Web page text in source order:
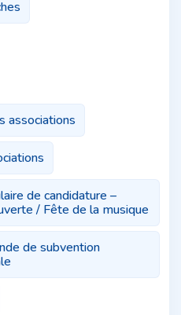
associations
de candidature –
/ Fête de la musique
de subvention